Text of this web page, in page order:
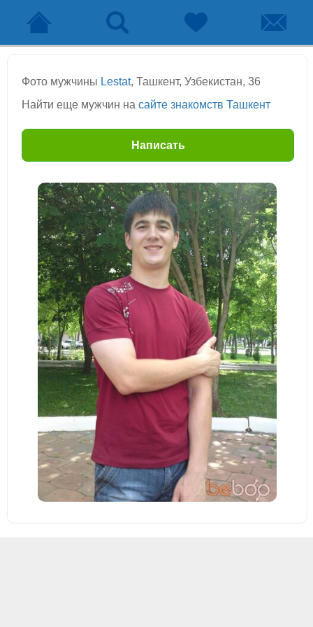
Фото мужчины Lestat, Ташкент, Узбекистан, 36
Найти еще мужчин на сайте знакомств Ташкент
Написать